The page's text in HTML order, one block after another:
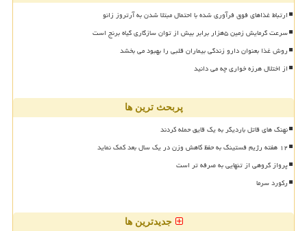
ارتباط غذاهای فوق فرآوری شده با احتمال مبتلا شدن به آرتروز زانو
سرعت گرمایش زمین ۵هزار برابر بیش از توان سازگاری گیاه برنج است
روش غذا بعنوان دارو زندگی بیماران قلبی را بهبود می بخشد
از اختلال هرزه خواری چه می دانید
پربحث ترین ها
نهنگ های قاتل باردیگر به یک قایق حمله کردند
۱۲ هفته رژیم فستینگ به حفظ کاهش وزن در یک سال بعد کمک نماید
پرواز گروهی از تنهایی به صرفه تر است
رکورد سرما
جدیدترین ها